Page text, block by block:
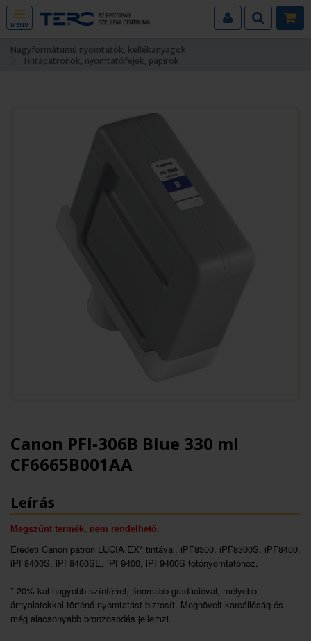
MENÜ
Nagyformátumú nyomtatók, kellékanyagok
Tintapatronok, nyomtatófejek, papírok
Canon PFI-306B Blue 330 ml
CF6665B001AA
Leírás
Megszűnt termék, nem rendelhető.
Eredeti Canon patron LUCIA EX* tintával, iPF8300, iPF8300S, iPF8400,
iPF8400S, iPF8400SE, iPF9400, iPF9400S fotónyomtatóhoz.
* 20%-kal nagyobb színtérrel, finomabb gradációval, mélyebb
árnyalatokkal történő nyomtatást biztosít. Megnövelt karcállóság és
még alacsonyabb bronzosodás jellemzi.